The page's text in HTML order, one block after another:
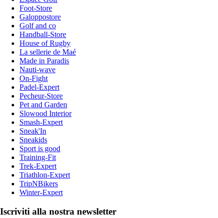
Foot-Store
Galoppostore
Golf and co
Handball-Store
House of Rugby
La sellerie de Maé
Made in Paradis
Nauti-wave
On-Fight
Padel-Expert
Pecheur-Store
Pet and Garden
Slowood Interior
Smash-Expert
Sneak'In
Sneakids
Sport is good
Training-Fit
Trek-Expert
Triathlon-Expert
TripNBikers
Winter-Expert
Iscriviti alla nostra newsletter